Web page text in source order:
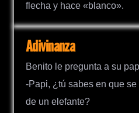
flecha y hace «blanco».
Adivinanza
Benito le pregunta a su
-Papi, ¿tú sabes en que
de un elefante?